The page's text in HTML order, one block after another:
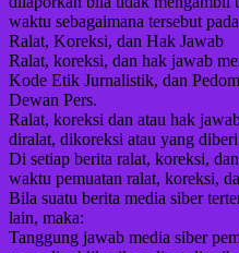
waktu sebagaimana tersebut
Ralat, Koreksi, dan Hak Jawab
Ralat, koreksi, dan hak jawab
Kode Etik Jurnalistik, dan
Dewan Pers.
Ralat, koreksi dan atau hak
diralat, dikoreksi atau yang
Di setiap berita ralat, koreksi,
waktu pemuatan ralat, koreksi,
Bila suatu berita media siber
lain, maka:
Tanggung jawab media siber